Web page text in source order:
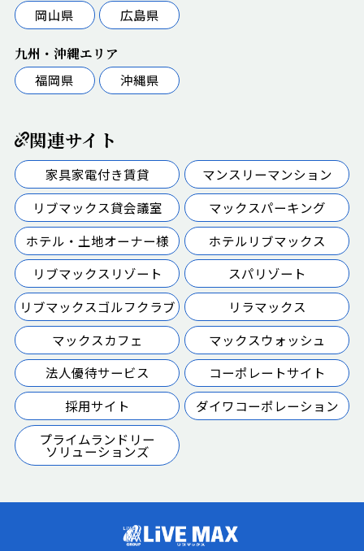
岡山県
広島県
九州・沖縄エリア
福岡県
沖縄県
関連サイト
家具家電付き賃貸
マンスリーマンション
リブマックス貸会議室
マックスパーキング
ホテル・土地オーナー様
ホテルリブマックス
リブマックスリゾート
スパリゾート
リブマックスゴルフクラブ
リラマックス
マックスカフェ
マックスウォッシュ
法人優待サービス
コーポレートサイト
採用サイト
ダイワコーポレーション
プライムランドリー
ソリューションズ